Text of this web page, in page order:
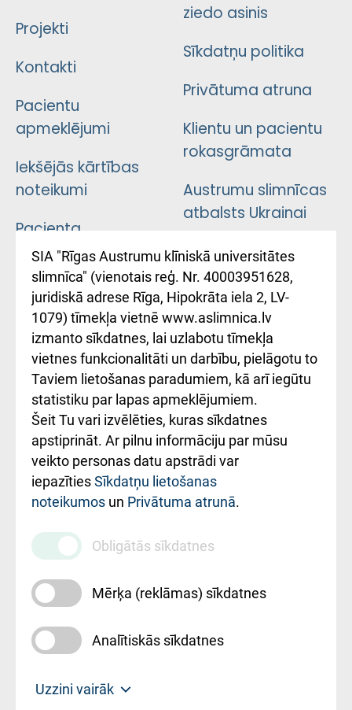
Projekti
Kontakti
Pacientu
apmeklējumi
Iekšējās kārtības
noteikumi
Pacienta
atsauksmju/sūdzību
iesniegšanas
kārtība
Kā pie mums nokļūt
Rēķinu apmaksas
ceļvedis
Rekvizīti un
ārstniecības
iestādes kods
010000234
Maksas
pakalpojumu
cenrādis
ziedo asinis
Sīkdatņu politika
Privātuma atruna
Klientu un pacientu
rokasgrāmata
Austrumu slimnīcas
atbalsts Ukrainai
Підтримка Східної
лікарні та співпраця з
Україною
SIA "Rīgas Austrumu klīniskā universitātes
slimnīca" (vienotais reģ. Nr. 40003951628,
juridiskā adrese Rīga, Hipokrāta iela 2, LV-
1079) tīmekļa vietnē www.aslimnica.lv
izmanto sīkdatnes, lai uzlabotu tīmekļa
vietnes funkcionalitāti un darbību, pielāgotu to
Taviem lietošanas paradumiem, kā arī iegūtu
statistiku par lapas apmeklējumiem.
Šeit Tu vari izvēlēties, kuras sīkdatnes
apstiprināt. Ar pilnu informāciju par mūsu
veikto personas datu apstrādi var
iepazītiesSīkdatņu lietošanas
noteikumos un Privātuma atrunā.
Obligātās sīkdatnes
Mērķa (reklāmas) sīkdatnes
Analītiskās sīkdatnes
Uzzini vairāk